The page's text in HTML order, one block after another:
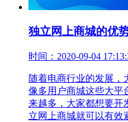
独立网上商城的优
时间：2020-09-04
随着电商行业的发展，
像多用户商城这些大平
来越多，大家都想要开
立网上商城就可以有效